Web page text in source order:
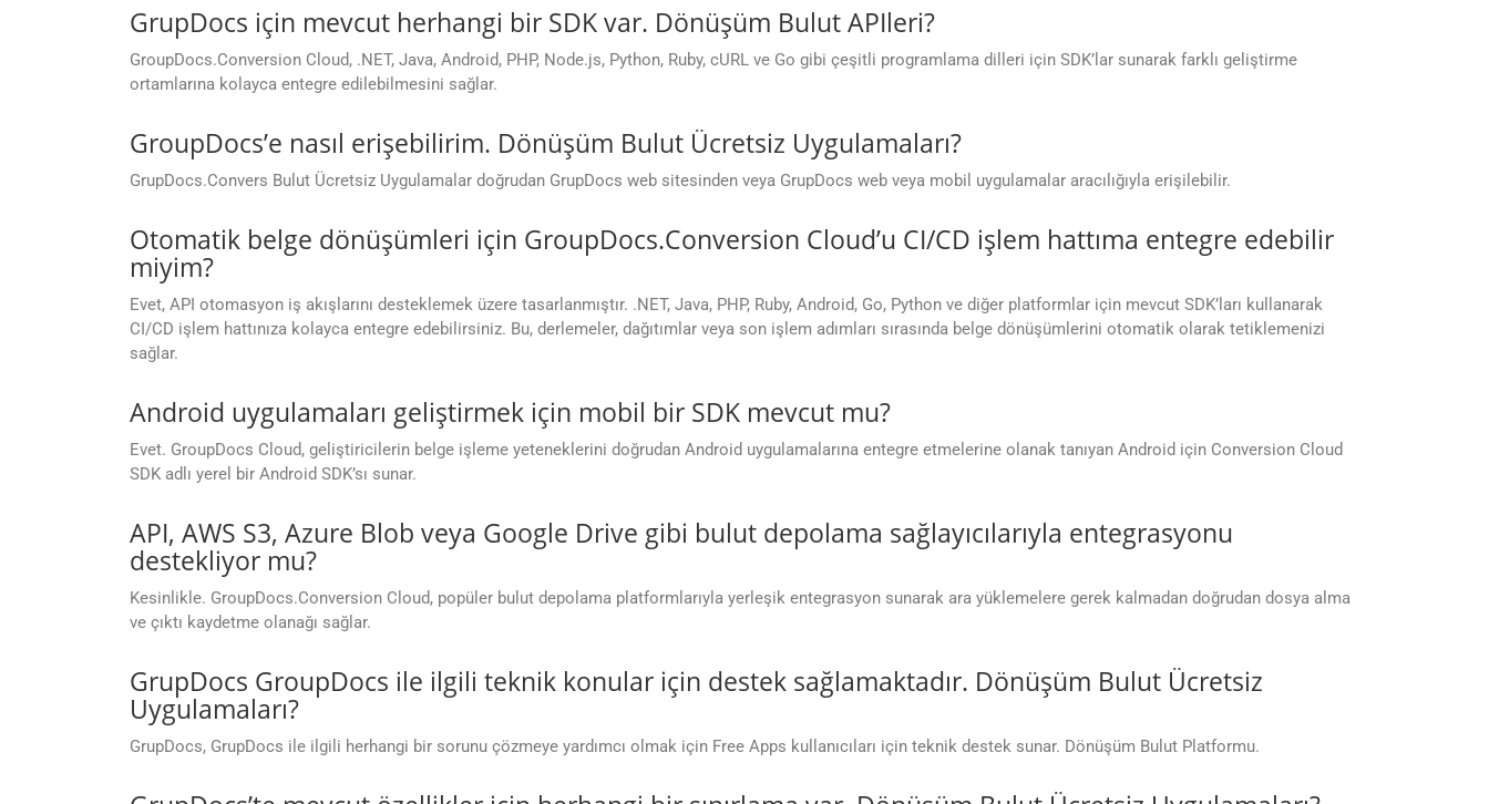
GrupDocs için mevcut herhangi bir SDK var. Dönüşüm Bulut APIleri?
GroupDocs.Conversion Cloud, .NET, Java, Android, PHP, Node.js, Python, Ruby, cURL ve Go gibi çeşitli programlama dilleri için SDK’lar sunarak farklı geliştirme
ortamlarına kolayca entegre edilebilmesini sağlar.
GroupDocs’e nasıl erişebilirim. Dönüşüm Bulut Ücretsiz Uygulamaları?
GrupDocs.Convers Bulut Ücretsiz Uygulamalar doğrudan GrupDocs web sitesinden veya GrupDocs web veya mobil uygulamalar aracılığıyla erişilebilir.
Otomatik belge dönüşümleri için GroupDocs.Conversion Cloud’u CI/CD işlem hattıma entegre edebilir
miyim?
Evet, API otomasyon iş akışlarını desteklemek üzere tasarlanmıştır. .NET, Java, PHP, Ruby, Android, Go, Python ve diğer platformlar için mevcut SDK’ları kullanarak
CI/CD işlem hattınıza kolayca entegre edebilirsiniz. Bu, derlemeler, dağıtımlar veya son işlem adımları sırasında belge dönüşümlerini otomatik olarak tetiklemenizi
sağlar.
Android uygulamaları geliştirmek için mobil bir SDK mevcut mu?
Evet. GroupDocs Cloud, geliştiricilerin belge işleme yeteneklerini doğrudan Android uygulamalarına entegre etmelerine olanak tanıyan Android için Conversion Cloud
SDK adlı yerel bir Android SDK’sı sunar.
API, AWS S3, Azure Blob veya Google Drive gibi bulut depolama sağlayıcılarıyla entegrasyonu
destekliyor mu?
Kesinlikle. GroupDocs.Conversion Cloud, popüler bulut depolama platformlarıyla yerleşik entegrasyon sunarak ara yüklemelere gerek kalmadan doğrudan dosya alma
ve çıktı kaydetme olanağı sağlar.
GrupDocs GroupDocs ile ilgili teknik konular için destek sağlamaktadır. Dönüşüm Bulut Ücretsiz
Uygulamaları?
GrupDocs, GrupDocs ile ilgili herhangi bir sorunu çözmeye yardımcı olmak için Free Apps kullanıcıları için teknik destek sunar. Dönüşüm Bulut Platformu.